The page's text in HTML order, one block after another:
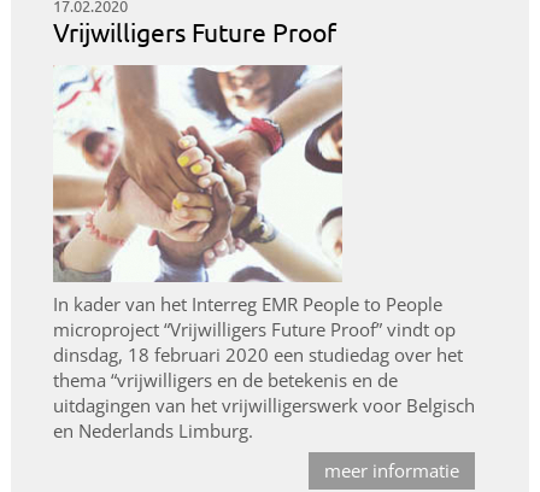
17.02.2020
Vrijwilligers Future Proof
In kader van het Interreg EMR People to People
microproject “Vrijwilligers Future Proof” vindt op
dinsdag, 18 februari 2020 een studiedag over het
thema “vrijwilligers en de betekenis en de
uitdagingen van het vrijwilligerswerk voor Belgisch
en Nederlands Limburg.
meer informatie